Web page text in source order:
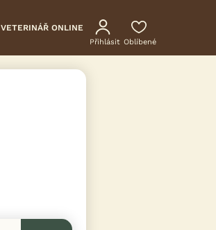
VETERINÁŘ ONLINE
Přihlásit Oblíbené